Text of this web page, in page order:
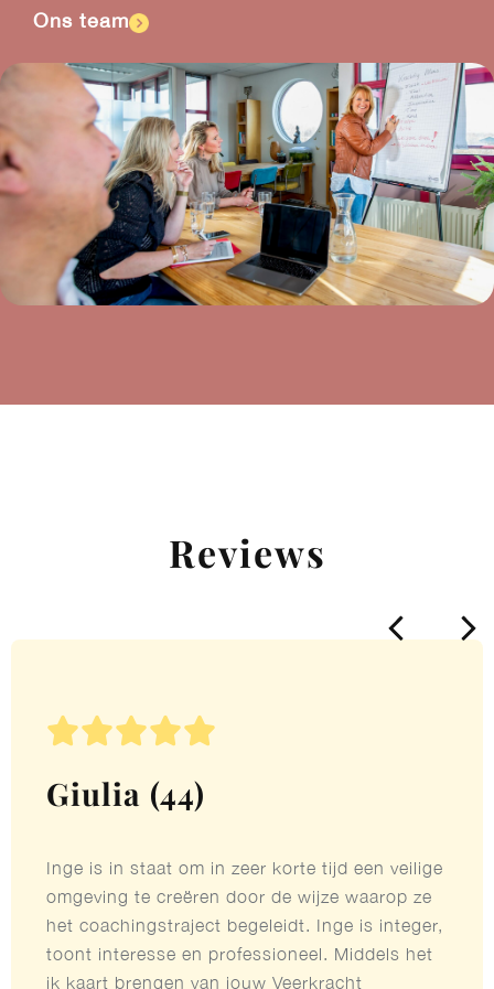
Ons team
Reviews

Giulia (44)
Inge is in staat om in zeer korte tijd een veilige
omgeving te creëren door de wijze waarop ze
het coachingstraject begeleidt. Inge is integer,
toont interesse en professioneel. Middels het
ik kaart brengen van jouw Veerkracht